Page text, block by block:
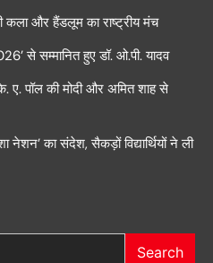
कला और हैंडलूम का राष्ट्रीय मंच
से सम्मानित हुए डॉ. ओ.पी. यादव
पॉल की मोदी और अमित शाह से
नेशन’ का संदेश, सैकड़ों विद्यार्थियों ने ली
Search